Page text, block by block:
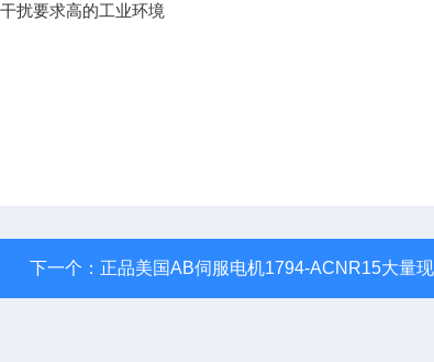
扰要求高的工业环境
下一个： 正品美国AB伺服电机1794-ACNR15大量